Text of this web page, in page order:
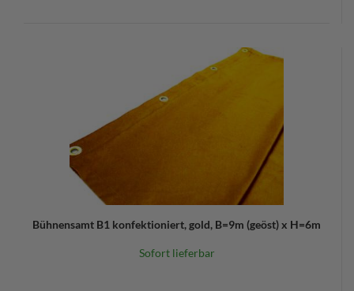
Bühnensamt B1 konfektioniert, gold, B=9m (geöst) x H=6m
Sofort lieferbar